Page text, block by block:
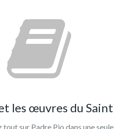
les œuvres du Saint
tout sur Padre Pio dans une seule